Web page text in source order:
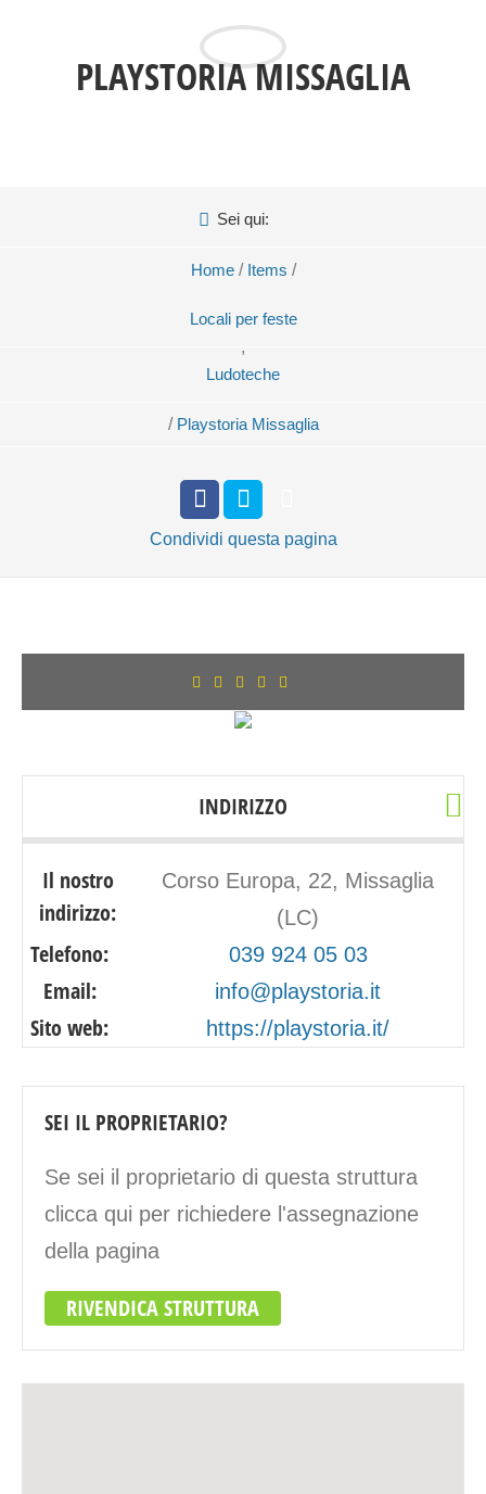
PLAYSTORIA MISSAGLIA
Sei qui:
Home / Items /
Locali per feste
,
Ludoteche
/ Playstoria Missaglia
Condividi questa pagina
INDIRIZZO
Il nostro
indirizzo:
Corso Europa, 22, Missaglia
(LC)
Telefono: 039 924 05 03
Email: info@playstoria.it
Sito web: https://playstoria.it/
SEI IL PROPRIETARIO?
Se sei il proprietario di questa struttura
clicca qui per richiedere l'assegnazione
della pagina
RIVENDICA STRUTTURA